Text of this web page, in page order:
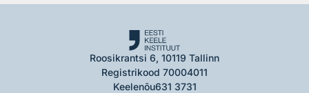
Roosikrantsi 6, 10119 Tallinn
Registrikood 70004011
Keelenõu631 3731